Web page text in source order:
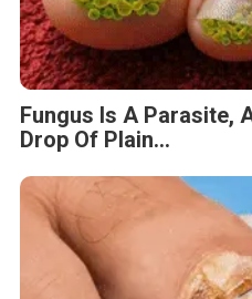
Fungus Is A Parasite,
Drop Of Plain...